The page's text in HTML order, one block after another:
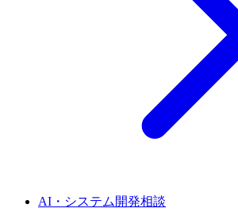
AI・システム開発相談